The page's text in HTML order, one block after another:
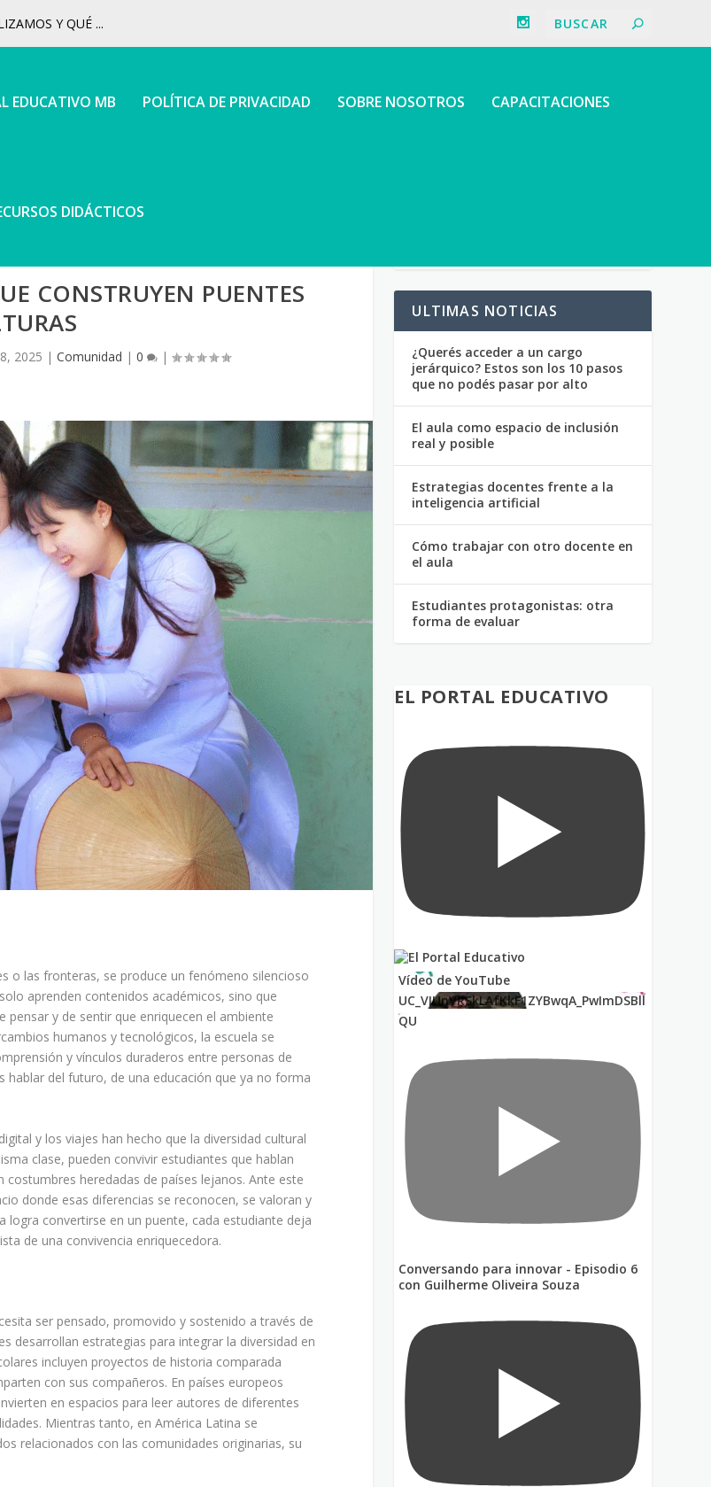
Y QUÉ ...
EDUCATIVO MB POLÍTICA DE PRIVACIDAD SOBRE NOSOTROS CAPACITACIONES
DIDÁCTICOS
CONSTRUYEN PUENTES
2025 | Comunidad | 0 |
o las fronteras, se produce un fenómeno silencioso
aprenden contenidos académicos, sino que
y de sentir que enriquecen el ambiente
humanos y tecnológicos, la escuela se
y vínculos duraderos entre personas de
hablar del futuro, de una educación que ya no forma
y los viajes han hecho que la diversidad cultural
clase, pueden convivir estudiantes que hablan
heredadas de países lejanos. Ante este
donde esas diferencias se reconocen, se valoran y
convertirse en un puente, cada estudiante deja
de una convivencia enriquecedora.
ser pensado, promovido y sostenido a través de
desarrollan estrategias para integrar la diversidad en
incluyen proyectos de historia comparada
con sus compañeros. En países europeos
en espacios para leer autores de diferentes
Mientras tanto, en América Latina se
relacionados con las comunidades originarias, su
ULTIMAS NOTICIAS
¿Querés acceder a un cargo
jerárquico? Estos son los 10 pasos
que no podés pasar por alto
El aula como espacio de inclusión
real y posible
Estrategias docentes frente a la
inteligencia artificial
Cómo trabajar con otro docente en
el aula
Estudiantes protagonistas: otra
forma de evaluar
EL PORTAL EDUCATIVO
Vídeo de YouTube
UC_VIUnVRSkLAfKkF1ZYBwqA_PwImDSBll
QU
Conversando para innovar - Episodio 6
con Guilherme Oliveira Souza